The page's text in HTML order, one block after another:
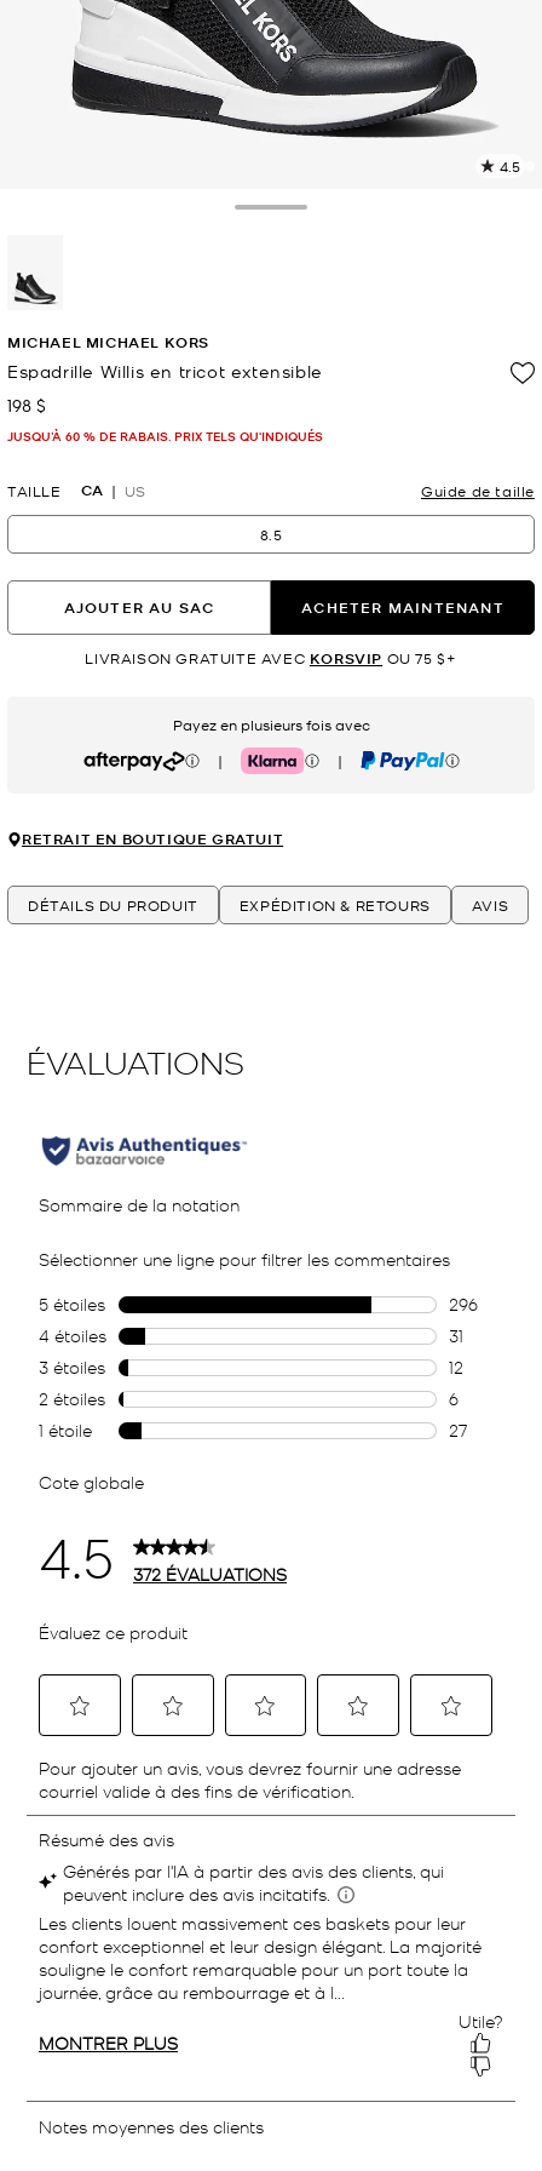
4.5
MICHAEL MICHAEL KORS
Espadrille Willis en tricot extensible
maintenant
198 $
JUSQU’À 60 % DE RABAIS. PRIX TELS QU'INDIQUÉS
TAILLE CA US Guide de taille
8.5
AJOUTER AU SAC ACHETER MAINTENANT
LIVRAISON GRATUITE AVEC KORSVIP OU 75 $+
Payez en plusieurs fois avec
Afterpay | Klarna | PayPal
RETRAIT EN BOUTIQUE GRATUIT
DÉTAILS DU PRODUIT EXPÉDITION & RETOURS AVIS